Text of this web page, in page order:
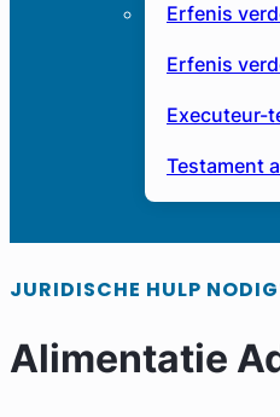
Erfenis
Erfenis
Executeur-
Testament
JURIDISCHE HULP
Alimentatie